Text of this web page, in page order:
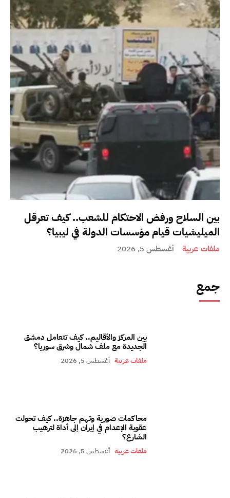
بين السلاح ورفض الاحتكام للشعب.. كيف تعرقل
الميليشيات قيام مؤسسات الدولة في ليبيا؟
ملفات عربية أغسطس 5, 2026
جمع
بين المركز والأقاليم.. كيف تتعامل دمشق
الجديدة مع ملف شمال وشرق سوريا؟
ملفات عربية أغسطس 5, 2026
محاكمات صورية وتهم جاهزة.. كيف تحولت
عقوبة الإعدام في إيران إلى أداة لترهيب
الشارع؟
ملفات عربية أغسطس 5, 2026